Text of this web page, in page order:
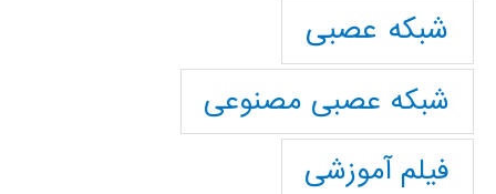
شبکه عصبی
شبکه عصبی مصنوعی
فیلم آموزشی